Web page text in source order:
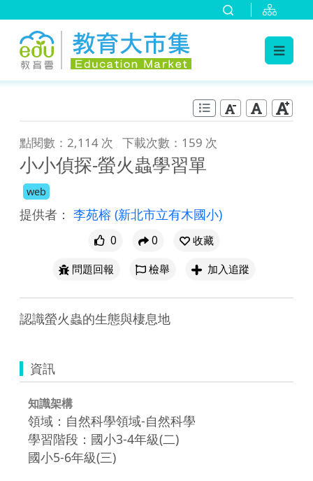
點閱數：2,114 次 下載次數：159 次
小小偵探-螢火蟲學習單
web
提供者： 李苑榕 (新北市立有木國小)
0 0
收藏
問題回報
檢舉 加入追蹤
認識螢火蟲的生態與棲息地
資訊
知識架構
領域：自然科學領域-自然科學
學習階段：國小3-4年級(二)
國小5-6年級(三)